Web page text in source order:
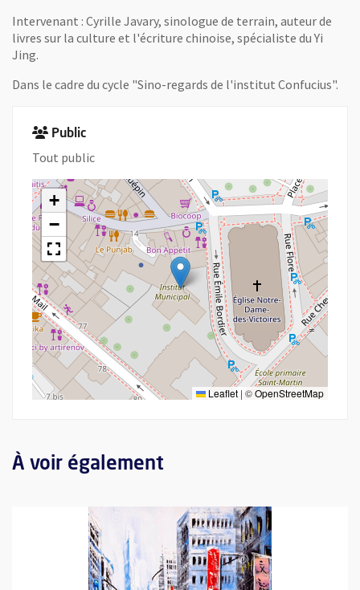
Intervenant : Cyrille Javary, sinologue de terrain, auteur de
livres sur la culture et l'écriture chinoise, spécialiste du Yi
Jing.
Dans le cadre du cycle "Sino-regards de l'institut Confucius".
Public
Tout public
+
−
Leaflet | ©OpenStreetMap
À voir également
Plus d'information sur l'évènement : Hong Kong et son